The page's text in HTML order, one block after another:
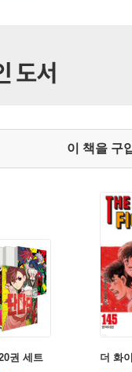
이 책을 구
권 세트 더 화